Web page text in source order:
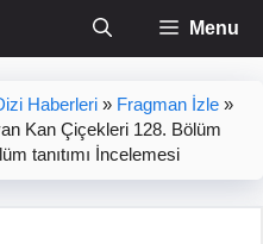
Menu
Haberleri » Fragman İzle »
Kan Çiçekleri 128. Bölüm
tanıtımı İncelemesi